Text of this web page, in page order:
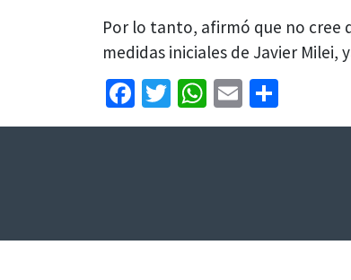
Por lo tanto, afirmó que no cree
medidas iniciales de Javier Milei,
Facebook
Twitter
WhatsApp
Email